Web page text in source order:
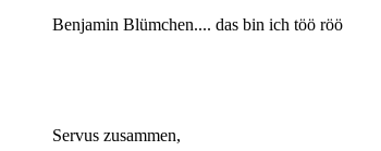
Benjamin Blümchen.... das bin ich töö röö
Servus zusammen,